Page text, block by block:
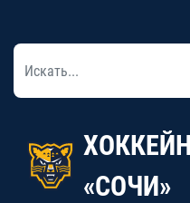
«СОЧИ»